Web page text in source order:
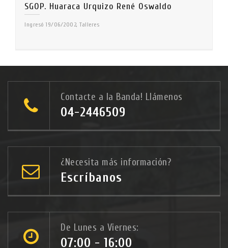
SGOP. Huaraca Urquizo René Oswaldo
Ingresó 19/06/2002, Talleres
Contacte a la Banda! Llámenos
04-2446509
¿Necesita más información?
Escríbanos
De Lunes a Viernes:
07:00 - 16:00